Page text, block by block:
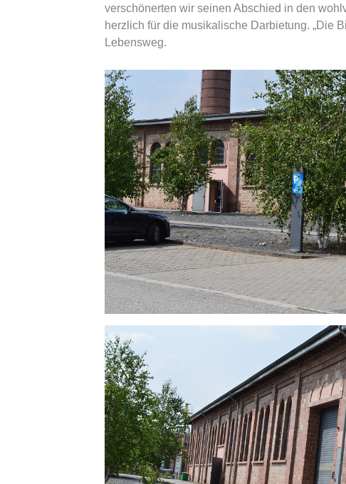
verschönerten wir seinen Abschied in den
herzlich für die musikalische Darbietung. „Die
Lebensweg.